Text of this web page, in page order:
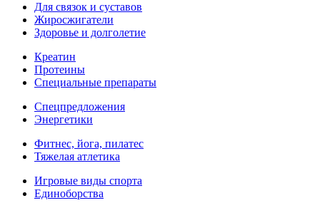
Для связок и суставов
Жиросжигатели
Здоровье и долголетие
Креатин
Протеины
Специальные препараты
Спецпредложения
Энергетики
Фитнес, йога, пилатес
Тяжелая атлетика
Игровые виды спорта
Единоборства